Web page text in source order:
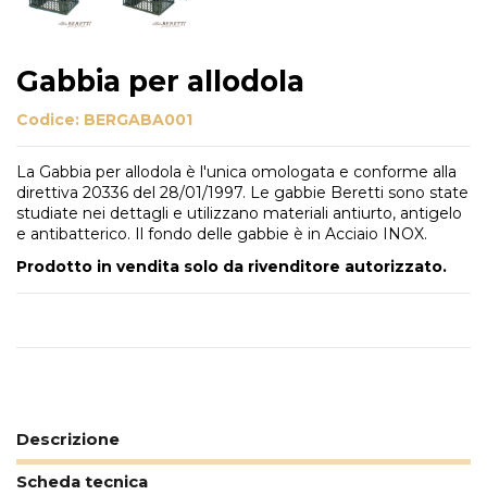
Gabbia per allodola
Codice: BERGABA001
La Gabbia per allodola è l'unica omologata e conforme alla
direttiva 20336 del 28/01/1997. Le gabbie Beretti sono state
studiate nei dettagli e utilizzano materiali antiurto, antigelo
e antibatterico. Il fondo delle gabbie è in Acciaio INOX.
Prodotto in vendita solo da rivenditore autorizzato.
Descrizione
Scheda tecnica